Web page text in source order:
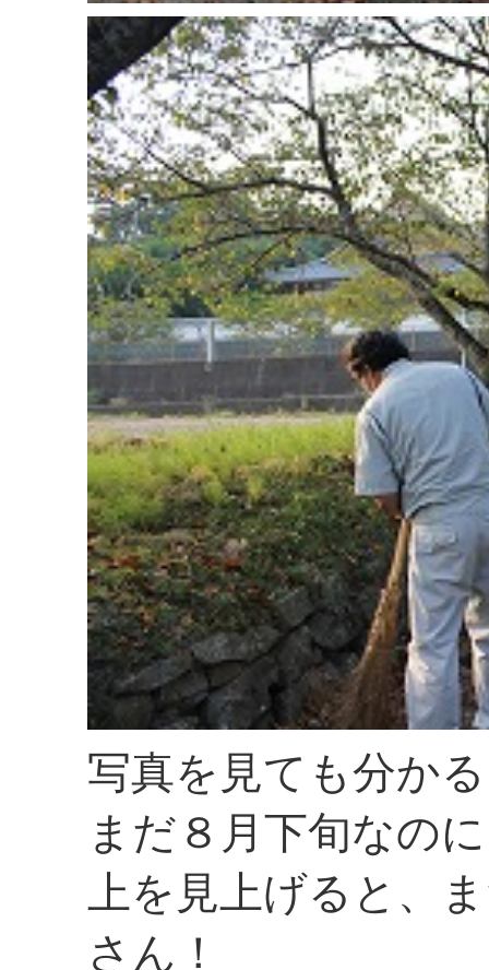
写真を見ても分か
まだ８月下旬なの
上を見上げると、
さん！